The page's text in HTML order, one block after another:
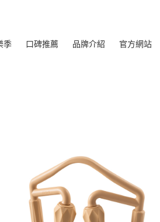
季 口碑推薦 品牌介紹 官方網站